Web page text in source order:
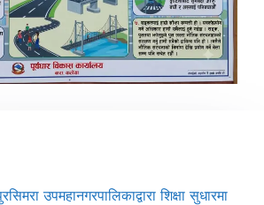
उपमहानगरपालिकाद्वारा शिक्षा सुधारमा